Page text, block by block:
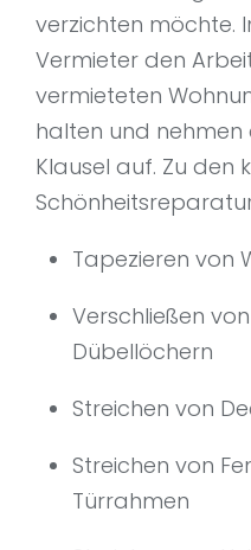
verzichten möchte.
Vermieter den
vermieteten
halten und nehmen
Klausel auf. Zu den
Tapezieren von
Verschließen
Dübellöchern
Streichen von
Streichen von
Türrahmen